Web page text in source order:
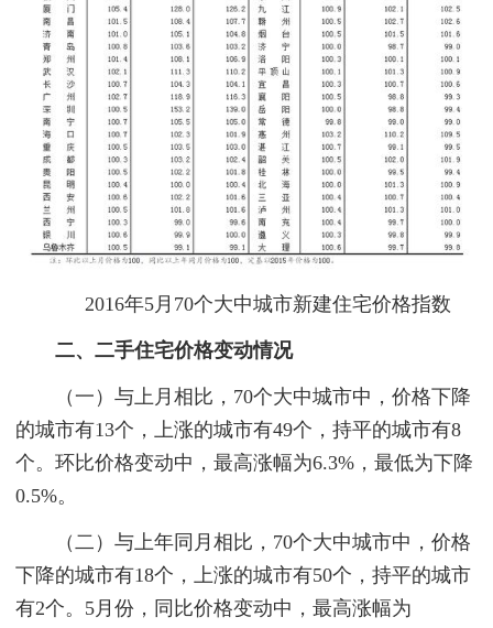
2016年5月70个大中城市新建住宅价格指数
二、二手住宅价格变动情况
（一）与上月相比，70个大中城市中，价格下降
的城市有13个，上涨的城市有49个，持平的城市有8
个。环比价格变动中，最高涨幅为6.3%，最低为下降
0.5%。
（二）与上年同月相比，70个大中城市中，价格
下降的城市有18个，上涨的城市有50个，持平的城市
有2个。5月份，同比价格变动中，最高涨幅为